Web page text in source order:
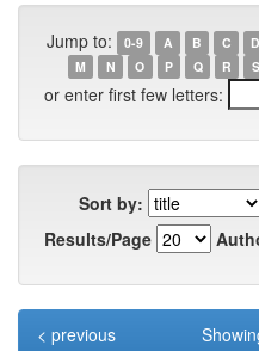
Jump to: 0-9 A B C D
M
N O P Q R S
or enter first few letters:
Sort by:
Results/Page
< previous